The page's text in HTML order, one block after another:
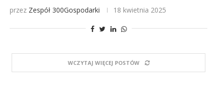
przez Zespół 300Gospodarki 18 kwietnia 2025
WCZYTAJ WIĘCEJ POSTÓW